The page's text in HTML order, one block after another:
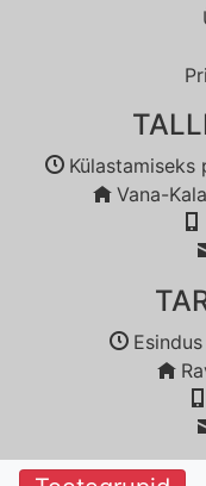
Vana-